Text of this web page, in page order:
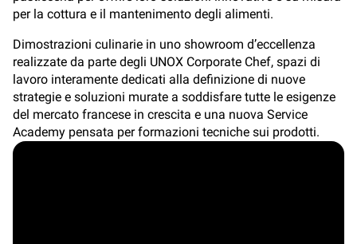
per la cottura e il mantenimento degli alimenti.
Dimostrazioni culinarie in uno showroom d’eccellenza
realizzate da parte degli UNOX Corporate Chef, spazi di
lavoro interamente dedicati alla definizione di nuove
strategie e soluzioni murate a soddisfare tutte le esigenze
del mercato francese in crescita e una nuova Service
Academy pensata per formazioni tecniche sui prodotti.